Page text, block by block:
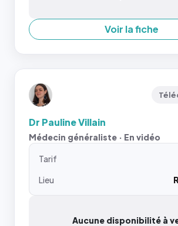
Voir la fiche
Dr Pauline Villain
Médecin généraliste · En vidéo
Tarif
Lieu
Aucune disponibilité à